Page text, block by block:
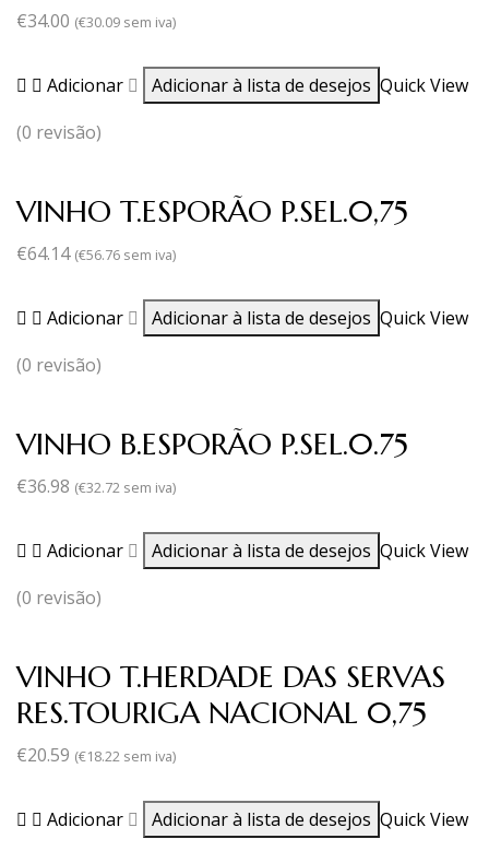
€34.00 (€30.09 sem iva)
Adicionar Adicionar à lista de desejos Quick View
(0 revisão)
VINHO T.ESPORÃO P.SEL.0,75
€64.14 (€56.76 sem iva)
Adicionar Adicionar à lista de desejos Quick View
(0 revisão)
VINHO B.ESPORÃO P.SEL.0.75
€36.98 (€32.72 sem iva)
Adicionar Adicionar à lista de desejos Quick View
(0 revisão)
VINHO T.HERDADE DAS SERVAS
RES.TOURIGA NACIONAL 0,75
€20.59 (€18.22 sem iva)
Adicionar Adicionar à lista de desejos Quick View